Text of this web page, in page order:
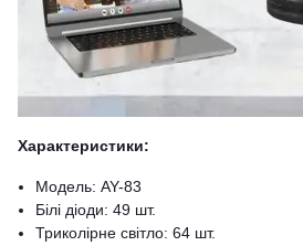
Характеристики:
Модель: AY-83
Білі діоди: 49 шт.
Триколірне світло: 64 шт.